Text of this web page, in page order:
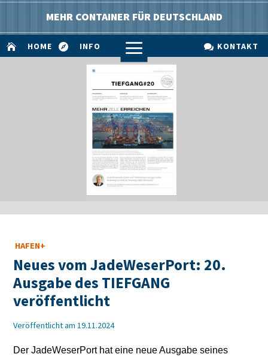
MEHR CONTAINER FÜR DEUTSCHLAND
 HOME  INFO a  KONTAKT
HAFEN+
Neues vom JadeWeserPort: 20.
Ausgabe des TIEFGANG
veröffentlicht
Veröffentlicht am 19.11.2024
Der JadeWeserPort hat eine neue Ausgabe seines